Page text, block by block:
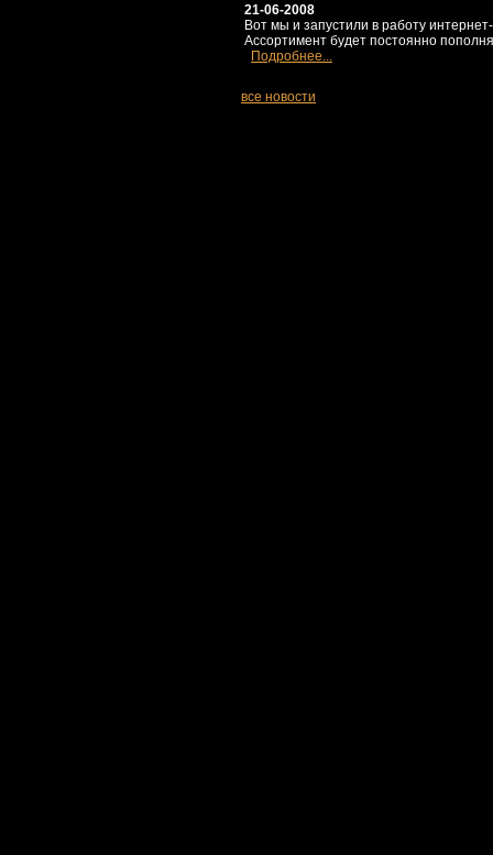
21-06-2008
Вот мы и запустили в работу
Ассортимент будет постоянно
Подробнее...
все новости